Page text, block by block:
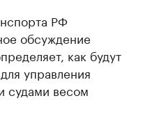
РФ
обсуждение
как будут
управления
судами весом